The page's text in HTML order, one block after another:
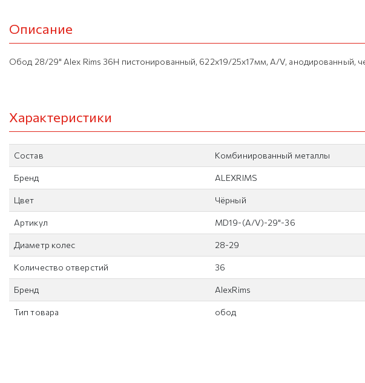
Описание
Обод 28/29" Alex Rims 36H пистонированный, 622х19/25х17мм, A/V, анодированный,
Характеристики
Состав Комбинированный металлы
Бренд ALEXRIMS
Цвет Чёрный
Артикул MD19-(A/V)-29"-36
Диаметр колес 28-29
Количество отверстий 36
Бренд AlexRims
Тип товара обод